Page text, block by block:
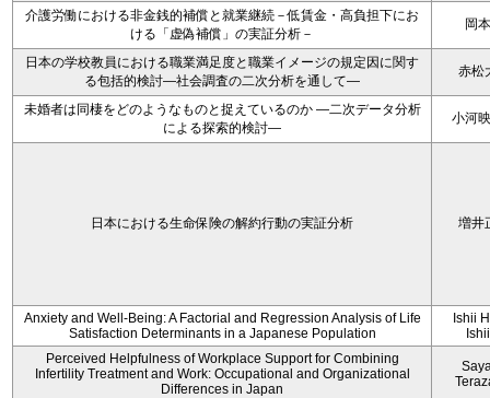
介護労働における非金銭的補償と就業継続－低賃金・高負担下にお
ける「虚偽補償」の実証分析－
岡
日本の学校教員における職業満足度と職業イメージの規定因に関す
る包括的検討―社会調査の二次分析を通して―
赤松
未婚者は同棲をどのようなものと捉えているのか —二次データ分析
による探索的検討—
小河
日本における生命保険の解約行動の実証分析 増井
Anxiety and Well-Being: A Factorial and Regression Analysis of Life
Satisfaction Determinants in a Japanese Population
Ishii
Perceived Helpfulness of Workplace Support for Combining
Infertility Treatment and Work: Occupational and Organizational
Differences in Japan